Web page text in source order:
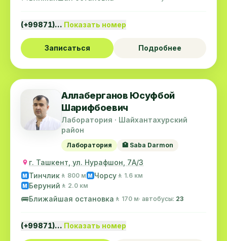
(+99871)… Показать номер
Записаться Подробнее
Аллаберганов Юсуфбой
Шарифбоевич
Лаборатория · Шайхантахурский
район
Лаборатория 🏥 Saba Darmon
г. Ташкент, ул. Нурафшон, 7А/3
M Тинчлик 🚶 800 м M Чорсу 🚶 1.6 км
M Беруний 🚶 2.0 км
🚌Ближайшая остановка 🚶 170 м· автобусы: 23
(+99871)… Показать номер